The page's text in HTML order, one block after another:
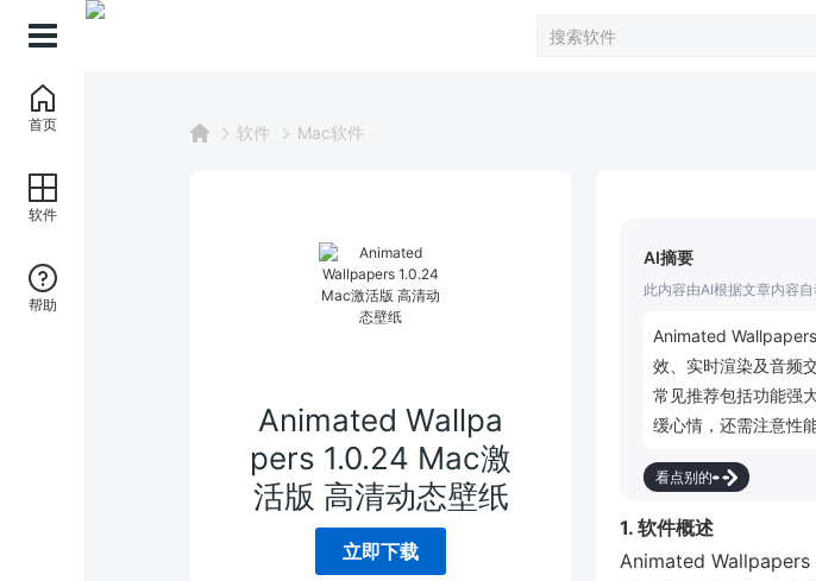
软件 Mac软件
Animated Wallpa
pers 1.0.24 Mac激
活版 高清动态壁纸
立即下载
AI摘要
此内容由AI根据文章内容
Animated
效、实时渲染及音频
常见推荐包括功能强
缓心情，还需注意性
看点别的
1. 软件概述
Animated Wallpapers
首页
软件
帮助